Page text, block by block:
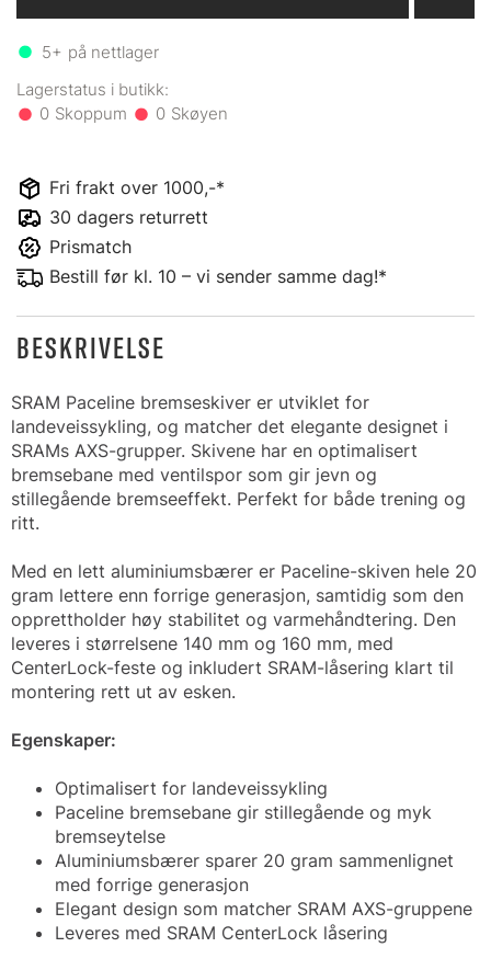
5+ på nettlager
0 0
Fri frakt over 1000,-*
30 dagers returrett
Prismatch
Bestill før kl. 10 – vi sender samme dag!*
BESKRIVELSE
SRAM Paceline bremseskiver er utviklet for
landeveissykling, og matcher det elegante designet i
SRAMs AXS-grupper. Skivene har en optimalisert
bremsebane med ventilspor som gir jevn og
stillegående bremseeffekt. Perfekt for både trening og
ritt.
Med en lett aluminiumsbærer er Paceline-skiven hele 20
gram lettere enn forrige generasjon, samtidig som den
opprettholder høy stabilitet og varmehåndtering. Den
leveres i størrelsene 140 mm og 160 mm, med
CenterLock-feste og inkludert SRAM-låsering klart til
montering rett ut av esken.
Egenskaper:
Optimalisert for landeveissykling
Paceline bremsebane gir stillegående og myk
bremseytelse
Aluminiumsbærer sparer 20 gram sammenlignet
med forrige generasjon
Elegant design som matcher SRAM AXS-gruppene
Leveres med SRAM CenterLock låsering